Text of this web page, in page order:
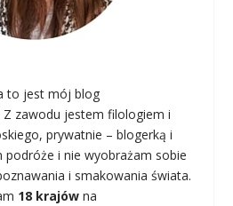
to jest mój blog
Z zawodu jestem filologiem i
prywatnie – blogerką i
podróże i nie wyobrażam sobie
i smakowania świata.
18 krajów na